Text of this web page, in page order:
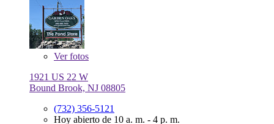
Verfotos
1921 US 22 W
Bound Brook, NJ 08805
(732) 356-5121
Hoy abierto de 10 a. m. - 4 p. m.